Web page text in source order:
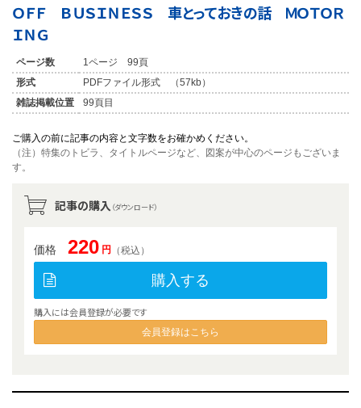
ＯＦＦ ＢＵＳＩＮＥＳＳ 車とっておきの話 ＭＯＴＯＲ
ＩＮＧ
ページ数
1ページ 99頁
形式
PDFファイル形式 （57kb）
雑誌掲載位置
99頁目
ご購入の前に記事の内容と文字数をお確かめください。
（注）特集のトビラ、タイトルページなど、図案が中心のページもございま
す。
記事の購入 （ダウンロード）
価格 220 円 （税込）
購入する
購入には会員登録が必要です
会員登録はこちら